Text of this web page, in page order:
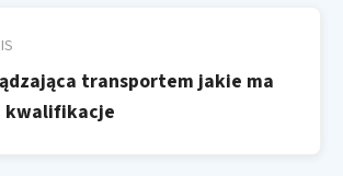
transportem jakie ma
kwalifikacje